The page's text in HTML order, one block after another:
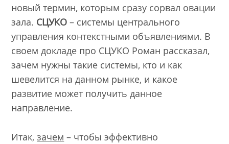
новый термин, которым сразу сорвал овации
зала. СЦУКО – системы центрального
управления контекстными объявлениями. В
своем докладе про СЦУКО Роман рассказал,
зачем нужны такие системы, кто и как
шевелится на данном рынке, и какое
развитие может получить данное
направление.
Итак,зачем – чтобы эффективно